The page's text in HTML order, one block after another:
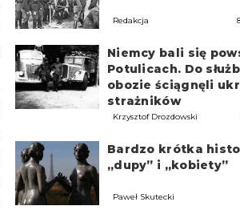
Redakcja
Niemcy bali się
Potulicach. Do
obozie ściągnęli
strażników
Krzysztof Drozdowski
Bardzo krótka
„dupy” i „kobiety”
Paweł Skutecki